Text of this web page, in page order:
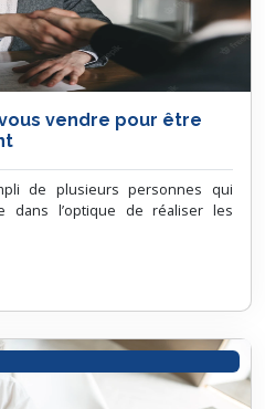
vendre pour être
de plusieurs personnes qui
dans l’optique de réaliser les